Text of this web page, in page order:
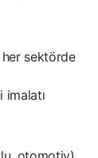
her sektörde
imalatı